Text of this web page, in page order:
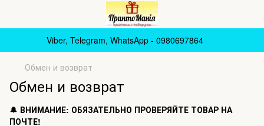
Viber, Telegram, WhatsApp - 0980697864
Обмен и возврат
Обмен и возврат
🔔 ВНИМАНИЕ: ОБЯЗАТЕЛЬНО ПРОВЕРЯЙТЕ ТОВАР НА
ПОЧТЕ!